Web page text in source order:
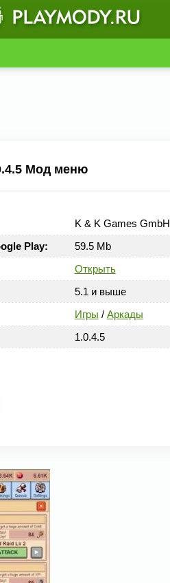
Мод меню
K & K Games GmbH
Play:
59.5 Mb
Открыть
5.1 и выше
Игры / Аркады
1.0.4.5